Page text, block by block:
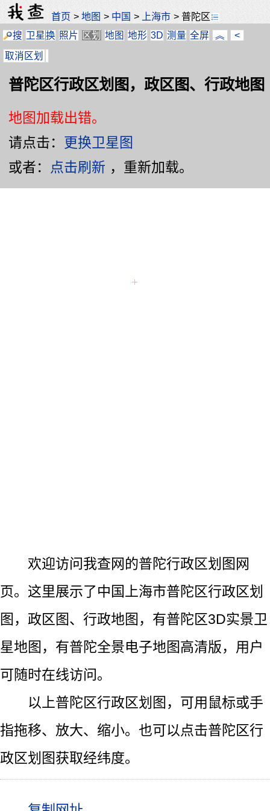
首页 >地图 > 中国 > 上海市 >普陀区
搜 卫星换 照片 区划 地图 地形 3D 测量 全屏 ︽
<
取消区划
普陀区行政区划图，政区图、行政地图
地图加载出错。
请点击： 更换卫星图
或者： 点击刷新 ，重新加载。
欢迎访问我查网的普陀行政区划图网
页。这里展示了中国上海市普陀区行政区划
图，政区图、行政地图，有普陀区3D实景卫
星地图，有普陀全景电子地图高清版，用户
可随时在线访问。
以上普陀区行政区划图，可用鼠标或手
指拖移、放大、缩小。也可以点击普陀区行
政区划图获取经纬度。